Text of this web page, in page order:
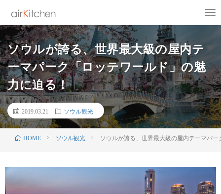
ソウルが誇る、世界最大級の屋内テ
ーマパーク「ロッテワールド」の魅
力に迫る！
2019.03.21 ソウル観光
HOME ソウル観光 ソウルが誇る、世界最大級の屋内テーマパ